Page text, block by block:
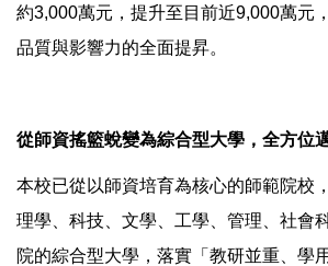
約3,000萬元，提升至目前近9,000萬元
品質與影響力的全面提昇。
從師資搖籃蛻變為綜合型大學，全方位
本校已從以師資培育為核心的師範院校
理學、科技、文學、工學、管理、社會
院的綜合型大學，落實「教研並重、學